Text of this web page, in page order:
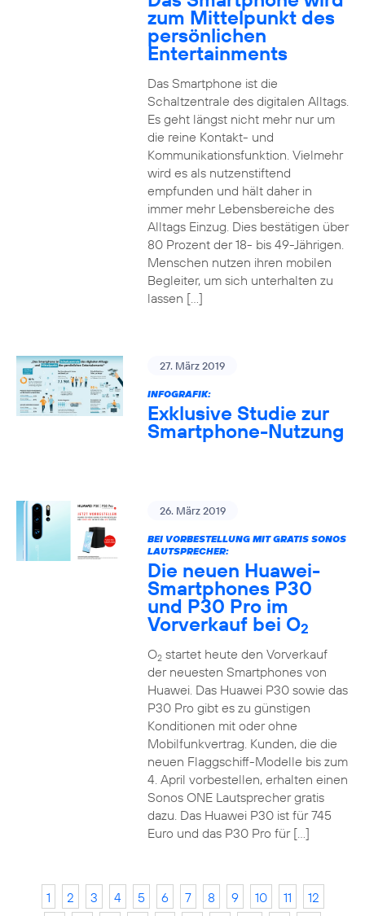
zum Mittelpunkt des
persönlichen
Entertainments
Das Smartphone ist die
Schaltzentrale des digitalen Alltags.
Es geht längst nicht mehr nur um
die reine Kontakt- und
Kommunikationsfunktion. Vielmehr
wird es als nutzenstiftend
empfunden und hält daher in
immer mehr Lebensbereiche des
Alltags Einzug. Dies bestätigen über
80 Prozent der 18- bis 49-Jährigen.
Menschen nutzen ihren mobilen
Begleiter, um sich unterhalten zu
lassen […]
27. März 2019
INFOGRAFIK:
Exklusive Studie zur
Smartphone-Nutzung
26. März 2019
BEI VORBESTELLUNG MIT GRATIS SONOS
LAUTSPRECHER:
Die neuen Huawei-
Smartphones P30
und P30 Pro im
Vorverkauf bei O2
O2startet heute den Vorverkauf
der neuesten Smartphones von
Huawei. Das Huawei P30 sowie das
P30 Pro gibt es zu günstigen
Konditionen mit oder ohne
Mobilfunkvertrag. Kunden, die die
neuen Flaggschiff-Modelle bis zum
4. April vorbestellen, erhalten einen
Sonos ONE Lautsprecher gratis
dazu. Das Huawei P30 ist für 745
Euro und das P30 Pro für […]
1 2 3 4 5 6 7 8 9 10 11
12